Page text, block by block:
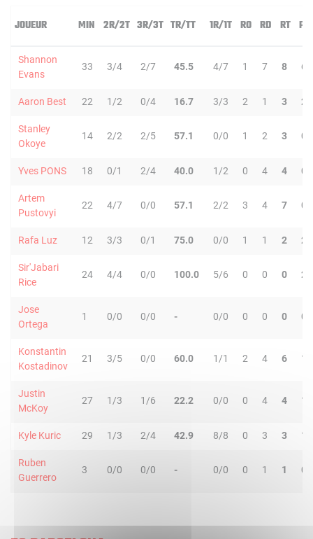
JOUEUR MIN 2R/2T 3R/3T TR/TT 1R/1T RO RD RT PD
Shannon
Evans
33 3/4 2/7 45.5 4/7 1 7 8 6
Aaron Best 22 1/2 0/4 16.7 3/3 2 1 3 2
Stanley
Okoye
14 2/2 2/5 57.1 0/0 1 2 3 0
Yves PONS 18 0/1 2/4 40.0 1/2 0 4 4 0
Artem
Pustovyi
22 4/7 0/0 57.1 2/2 3 4 7 0
Rafa Luz 12 3/3 0/1 75.0 0/0 1 1 2 2
Sir'Jabari
Rice
24 4/4 0/0 100.0 5/6 0 0 0 2
Jose
Ortega
1 0/0 0/0 - 0/0 0 0 0 0
Konstantin
Kostadinov
21 3/5 0/0 60.0 1/1 2 4 6 1
Justin
McKoy
27 1/3 1/6 22.2 0/0 0 4 4 1
Kyle Kuric 29 1/3 2/4 42.9 8/8 0 3 3 1
Ruben
Guerrero
3 0/0 0/0 - 0/0 0 1 1 0